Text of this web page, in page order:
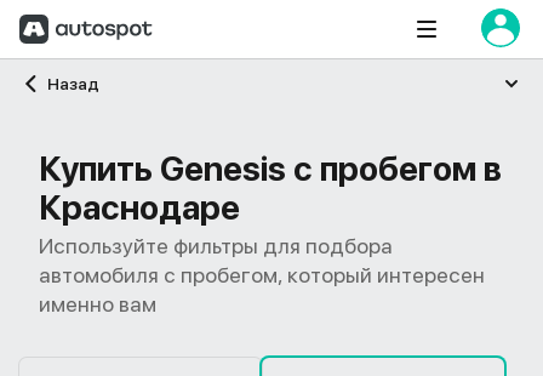
Назад
Главная
Купить Genesis с пробегом в
Краснодаре
Используйте фильтры для подбора
автомобиля с пробегом, который интересен
именно вам